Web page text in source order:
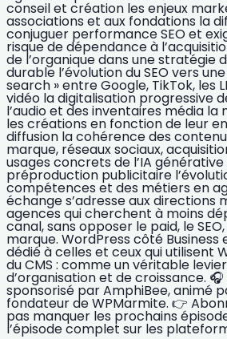
conseil et création les enjeux
associations et aux fondations la
conjuguer performance SEO et
risque de dépendance à
de l’organique dans une stratégie
durable l’évolution du SEO vers
search » entre Google, TikTok, les
vidéo la digitalisation progressive
l’audio et des inventaires média
les créations en fonction de leur
diffusion la cohérence des
marque, réseaux sociaux,
usages concrets de l’IA
préproduction publicitaire
compétences et des métiers en
échange s’adresse aux directions
agences qui cherchent à moins
canal, sans opposer le paid, le
marque. WordPress côté Business
dédié à celles et ceux qui utilisent
du CMS : comme un véritable
d’organisation et de croissance.
sponsorisé par AmphiBee, animé
fondateur de WPMarmite. 👉
pas manquer les prochains
l’épisode complet sur les